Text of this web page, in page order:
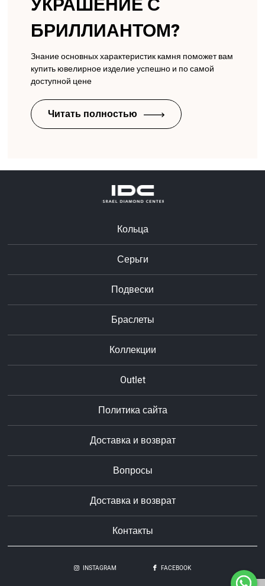
УКРАШЕНИЕ С
БРИЛЛИАНТОМ?
Знание основных характеристик камня поможет вам
купить ювелирное изделие успешно и по самой
доступной цене
Читать полностью
Кольца
Серьги
Подвески
Браслеты
Коллекции
Outlet
Политика сайта
Доставка и возврат
Вопросы
Доставка и возврат
Контакты
INSTAGRAM FACEBOOK